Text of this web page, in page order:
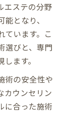
エステの分野
となり、
ています。こ
選びと、専門
ます。
術の安全性や
カウンセリン
に合った施術